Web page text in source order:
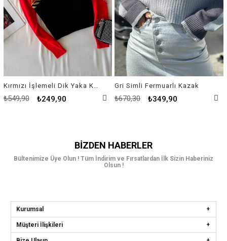
₺249,90
₺549,90
Gri Simli Fermuarlı Kazak
₺349,90
₺670,30
BIZDEN HABERLER
Bültenimize Üye Olun ! Tüm İndirim ve Fırsatlardan İlk Sizin Haberiniz
Olsun !
Kurumsal
Müşteri İlişkileri